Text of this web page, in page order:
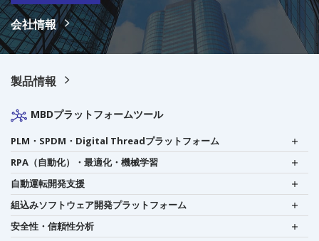
会社情報
製品情報
MBDプラットフォームツール
PLM・SPDM・Digital Threadプラットフォーム
RPA（自動化）・最適化・機械学習
自動運転開発支援
組込みソフトウェア開発プラットフォーム
安全性・信頼性分析